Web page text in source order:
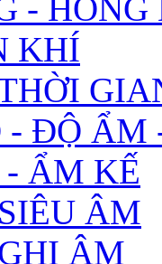
KHÍ
ĐỘ ẨM
ẨM KẾ
ÂM
ÂM